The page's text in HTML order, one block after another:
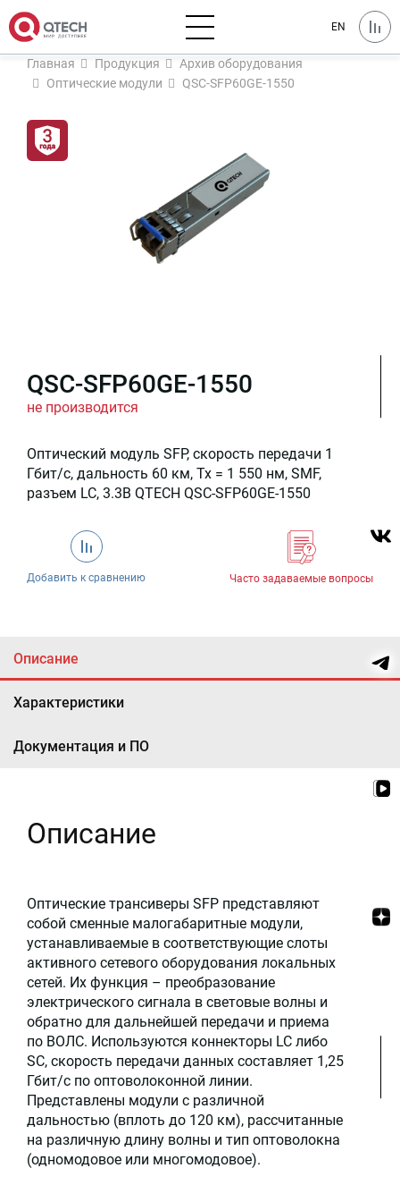
EN
Главная Продукция
Архив оборудования
Оптические модули
QSC-SFP60GE-1550
QSC-SFP60GE-1550
не производится
Оптический модуль SFP, скорость передачи 1
Гбит/c, дальность 60 км, Tx = 1 550 нм, SMF,
разъем LC, 3.3В QTECH QSC-SFP60GE-1550
Добавить к сравнению Часто задаваемые вопросы
Описание
Характеристики
Документация и ПО
Описание
Оптические трансиверы SFP представляют
собой сменные малогабаритные модули,
устанавливаемые в соответствующие слоты
активного сетевого оборудования локальных
сетей. Их функция – преобразование
электрического сигнала в световые волны и
обратно для дальнейшей передачи и приема
по ВОЛС. Используются коннекторы LC либо
SC, скорость передачи данных составляет 1,25
Гбит/с по оптоволоконной линии.
Представлены модули с различной
дальностью (вплоть до 120 км), рассчитанные
на различную длину волны и тип оптоволокна
(одномодовое или многомодовое).